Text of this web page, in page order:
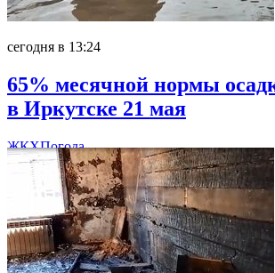
сегодня в 13:24
65% месячной нормы
в Иркутске 21 мая
ЖКХПогода